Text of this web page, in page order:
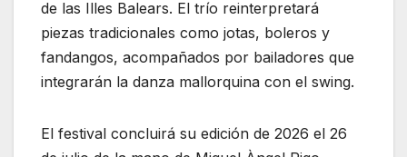
de las Illes Balears. El trío reinterpretará
piezas tradicionales como jotas, boleros y
fandangos, acompañados por bailadores que
integrarán la danza mallorquina con el swing.
El festival concluirá su edición de 2026 el 26